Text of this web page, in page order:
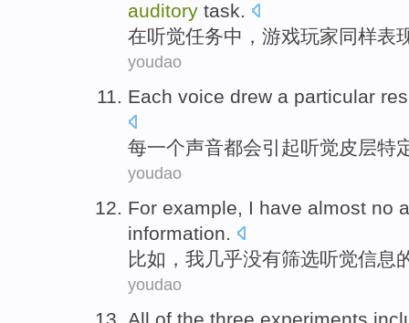
auditory task.
在听觉任务中， 游戏玩家同样表
youdao
Each voice drew a particular
每一个声音都会引起听觉皮层特
youdao
For example, I have almost no
information.
比如 ， 我几乎没有筛选听觉信息
youdao
All of the three experiments